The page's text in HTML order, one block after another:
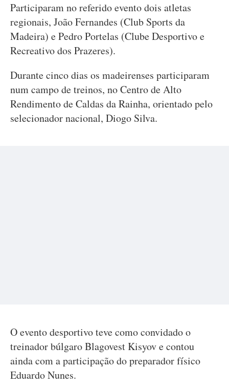
Participaram no referido evento dois atletas
regionais, João Fernandes (Club Sports da
Madeira) e Pedro Portelas (Clube Desportivo e
Recreativo dos Prazeres).
Durante cinco dias os madeirenses participaram
num campo de treinos, no Centro de Alto
Rendimento de Caldas da Rainha, orientado pelo
selecionador nacional, Diogo Silva.
O evento desportivo teve como convidado o
treinador búlgaro Blagovest Kisyov e contou
ainda com a participação do preparador físico
Eduardo Nunes.